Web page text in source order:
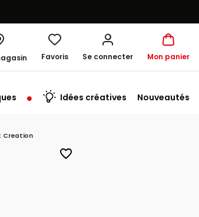
Favoris Se connecter Mon panier
Idées créatives Nouveautés
Creation
favorite_border